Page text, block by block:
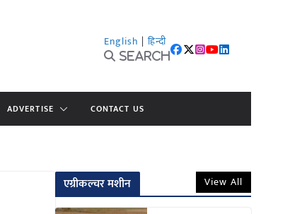
English | हिन्दी
Search
ADVERTISE CONTACT US
एग्रीकल्चर मशीन View All